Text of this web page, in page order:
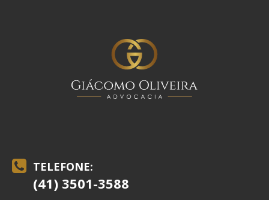
TELEFONE:
(41) 3501-3588